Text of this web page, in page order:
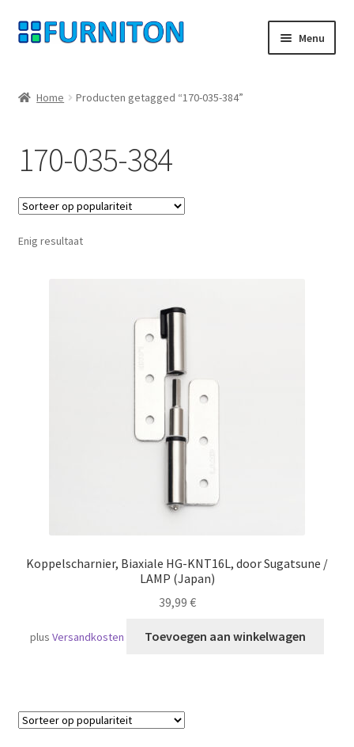
Ga
door
navigatie
Ga
naar
inhoud
Menu
Gegevensbescherming
Herroepingsrecht
Neem contact op met
Home Producten getagged “170-035-384”
170-035-384
Enig resultaat
Koppelscharnier, Biaxiale HG-KNT16L, door Sugatsune /
LAMP (Japan)
39,99 €
plusVersandkosten Toevoegen aan winkelwagen